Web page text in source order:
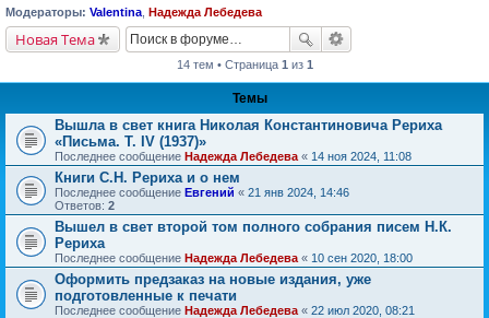
Модераторы: Valentina Надежда Лебедева
Новая Тема
14 тем • Страница 1 из 1
Темы
Вышла в свет книга Николая Константиновича Рериха
«Письма. Т. IV (1937)»
Последнее сообщение Надежда Лебедева « 14 ноя 2024, 11:08
Книги С.Н. Рериха и о нем
Последнее сообщение Евгений « 21 янв 2024, 14:46
Ответов: 2
Вышел в свет второй том полного собрания писем Н.К.
Рериха
Последнее сообщение Надежда Лебедева « 10 сен 2020, 18:00
Оформить предзаказ на новые издания, уже
подготовленные к печати
Последнее сообщение Надежда Лебедева « 22 июл 2020, 08:21